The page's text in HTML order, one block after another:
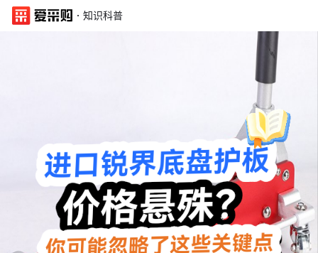
· 知识科普